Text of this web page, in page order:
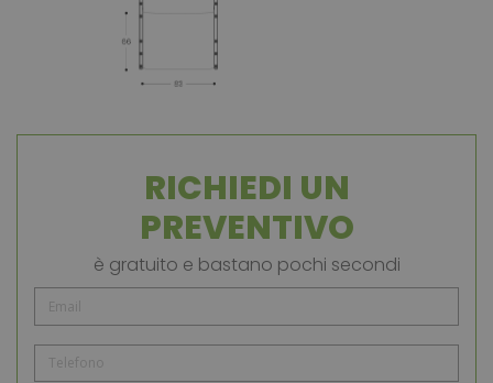
RICHIEDI UN
PREVENTIVO
è gratuito e bastano pochi secondi